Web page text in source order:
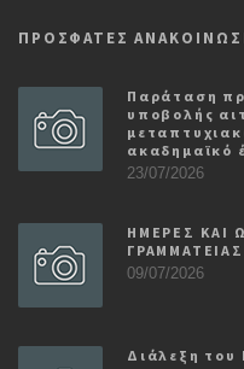
ΠΡΟΣΦΑΤΕΣ
Παράταση
υποβολής
ακαδημαϊκό
23/07/2026
ΗΜΕΡΕΣ ΚΑΙ
09/07/2026
Διάλεξη